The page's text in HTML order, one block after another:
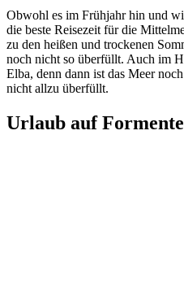
Obwohl es im Frühjahr hin und
die beste Reisezeit für die
zu den heißen und trockenen
noch nicht so überfüllt. Auch im
Elba, denn dann ist das Meer
nicht allzu überfüllt.
Urlaub auf